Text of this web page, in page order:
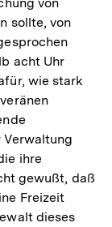
sollte, von
acht Uhr
wie stark
ihre
gewußt, daß
Freizeit
dieses